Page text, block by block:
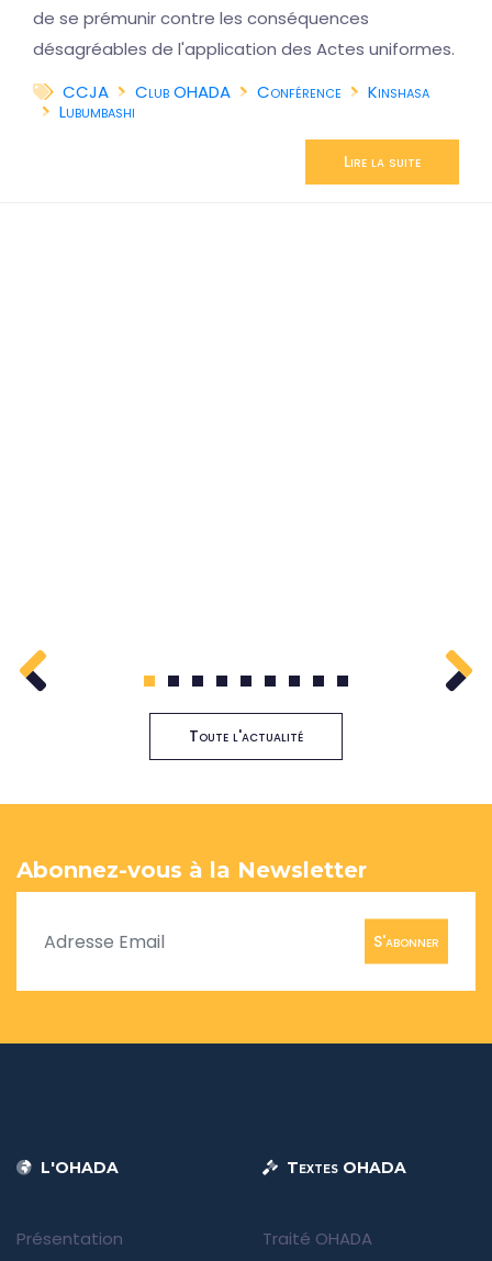
de se prémunir contre les conséquences
désagréables de l'application des Actes uniformes.
CCJA
Club OHADA Conférence
Kinshasa
Lubumbashi
Lire la suite
1 2 3 4 5 6 7 8 9
Toute l'actualité
Abonnez-vous à la Newsletter
S'abonner
L'OHADA
Présentation
Textes OHADA
Traité OHADA